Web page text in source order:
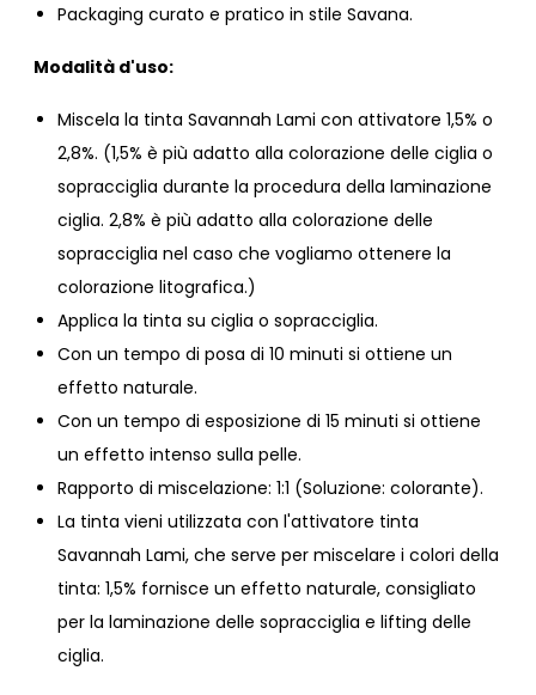
Packaging curato e pratico in stile Savana.
Modalità d'uso:
Miscela la tinta Savannah Lami con attivatore 1,5% o
2,8%. (1,5% è più adatto alla colorazione delle ciglia o
sopracciglia durante la procedura della laminazione
ciglia. 2,8% è più adatto alla colorazione delle
sopracciglia nel caso che vogliamo ottenere la
colorazione litografica.)
Applica la tinta su ciglia o sopracciglia.
Con un tempo di posa di 10 minuti si ottiene un
effetto naturale.
Con un tempo di esposizione di 15 minuti si ottiene
un effetto intenso sulla pelle.
Rapporto di miscelazione: 1:1 (Soluzione: colorante).
La tinta vieni utilizzata con l'attivatore tinta
Savannah Lami, che serve per miscelare i colori della
tinta: 1,5% fornisce un effetto naturale, consigliato
per la laminazione delle sopracciglia e lifting delle
ciglia.